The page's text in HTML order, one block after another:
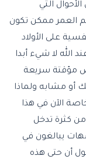
التي
العمر ممكن تكون
على الأولاد
الله لا شيء أبدا
مؤقتة سريعة
أو مشابه ولماذا
الآن في هذا
من كثرة تدخل
يبالغون في
أن حتى هذه